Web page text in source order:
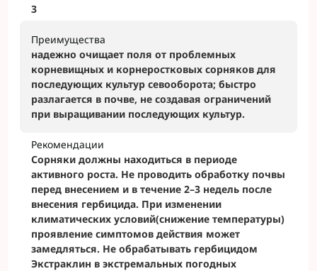
3
Преимущества
надежно очищает поля от проблемных
корневищных и корнеростковых сорняков для
последующих культур севооборота; быстро
разлагается в почве, не создавая ограничений
при выращивании последующих культур.
Рекомендации
Сорняки должны находиться в периоде
активного роста. Не проводить обработку почвы
перед внесением и в течение 2–3 недель после
внесения гербицида. При изменении
климатических условий(снижение температуры)
проявление симптомов действия может
замедляться. Не обрабатывать гербицидом
Экстраклин в экстремальных погодных